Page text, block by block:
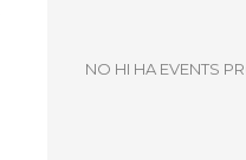
NO HI HA EVENTS